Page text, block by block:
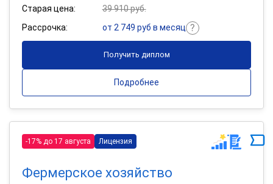
Старая цена:
39 910 руб.
Рассрочка:
от 2 749 руб в месяц
Получить диплом
Подробнее
-17% до 17 августа Лицензия
Фермерское хозяйство